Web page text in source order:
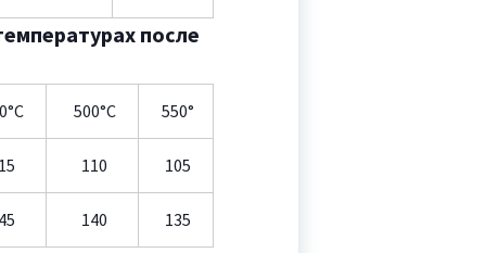
после
500°C 550°
110 105
140 135